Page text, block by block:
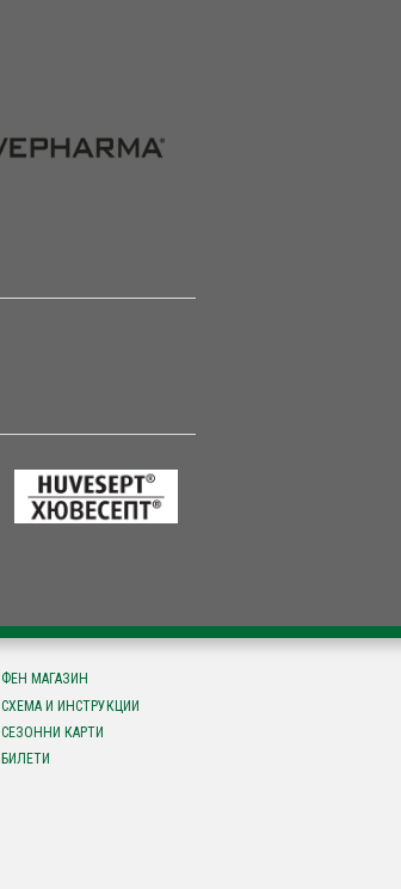
ФЕН МАГАЗИН
СХЕМА И ИНСТРУКЦИИ
СЕЗОННИ КАРТИ
БИЛЕТИ